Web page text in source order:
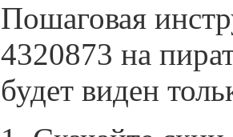
Пошаговая
4320873 на
будет виден